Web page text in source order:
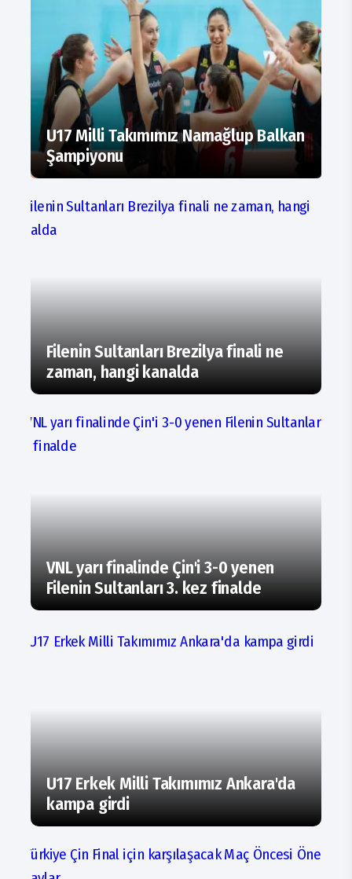
U17 Milli Takımımız Namağlup Balkan
Şampiyonu
Filenin Sultanları Brezilya finali ne
zaman, hangi kanalda
VNL yarı finalinde Çin'i 3-0 yenen
Filenin Sultanları 3. kez finalde
U17 Erkek Milli Takımımız Ankara'da
kampa girdi